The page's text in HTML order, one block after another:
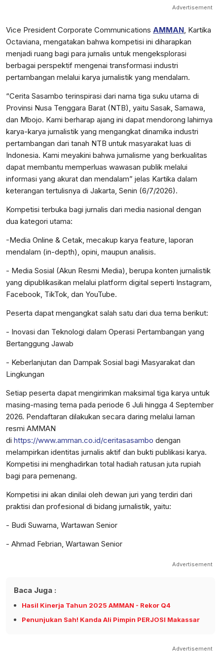
Advertisement
Vice President Corporate Communications AMMAN, Kartika
Octaviana, mengatakan bahwa kompetisi ini diharapkan
menjadi ruang bagi para jurnalis untuk mengeksplorasi
berbagai perspektif mengenai transformasi industri
pertambangan melalui karya jurnalistik yang mendalam.
“Cerita Sasambo terinspirasi dari nama tiga suku utama di
Provinsi Nusa Tenggara Barat (NTB), yaitu Sasak, Samawa,
dan Mbojo. Kami berharap ajang ini dapat mendorong lahirnya
karya-karya jurnalistik yang mengangkat dinamika industri
pertambangan dari tanah NTB untuk masyarakat luas di
Indonesia. Kami meyakini bahwa jurnalisme yang berkualitas
dapat membantu memperluas wawasan publik melalui
informasi yang akurat dan mendalam” jelas Kartika dalam
keterangan tertulisnya di Jakarta, Senin (6/7/2026).
Kompetisi terbuka bagi jurnalis dari media nasional dengan
dua kategori utama:
-Media Online & Cetak, mecakup karya feature, laporan
mendalam (in-depth), opini, maupun analisis.
- Media Sosial (Akun Resmi Media), berupa konten jurnalistik
yang dipublikasikan melalui platform digital seperti Instagram,
Facebook, TikTok, dan YouTube.
Peserta dapat mengangkat salah satu dari dua tema berikut:
- Inovasi dan Teknologi dalam Operasi Pertambangan yang
Bertanggung Jawab
- Keberlanjutan dan Dampak Sosial bagi Masyarakat dan
Lingkungan
Setiap peserta dapat mengirimkan maksimal tiga karya untuk
masing-masing tema pada periode 6 Juli hingga 4 September
2026. Pendaftaran dilakukan secara daring melalui laman
resmi AMMAN
di https://www.amman.co.id/ceritasasambo dengan
melampirkan identitas jurnalis aktif dan bukti publikasi karya.
Kompetisi ini menghadirkan total hadiah ratusan juta rupiah
bagi para pemenang.
Kompetisi ini akan dinilai oleh dewan juri yang terdiri dari
praktisi dan profesional di bidang jurnalistik, yaitu:
- Budi Suwarna, Wartawan Senior
- Ahmad Febrian, Wartawan Senior
Advertisement
Baca Juga :
Hasil Kinerja Tahun 2025 AMMAN - Rekor Q4
Penunjukan Sah! Kanda Ali Pimpin PERJOSI Makassar
Advertisement